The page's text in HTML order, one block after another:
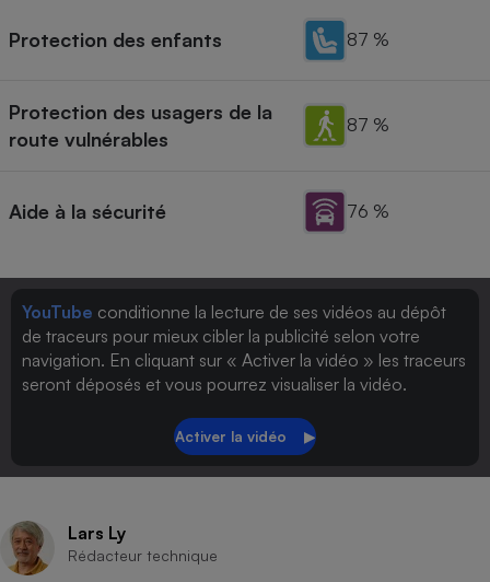
Protection des enfants 87 %
Protection des usagers de la
route vulnérables
87 %
Aide à la sécurité 76 %
YouTube conditionne la lecture de ses vidéos au dépôt
de traceurs pour mieux cibler la publicité selon votre
navigation. En cliquant sur « Activer la vidéo » les traceurs
seront déposés et vous pourrez visualiser la vidéo.
Lars Ly
Rédacteur technique